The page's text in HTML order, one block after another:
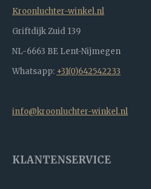
Kroonluchter-winkel.nl
Griftdijk Zuid 139
NL-6663 BE Lent-Nijmegen
Whatsapp: +31(0)642542233
info@kroonluchter-winkel.nl
KLANTENSERVICE